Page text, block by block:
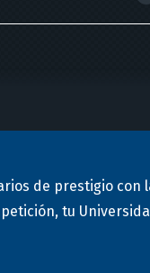
de prestigio con
tu